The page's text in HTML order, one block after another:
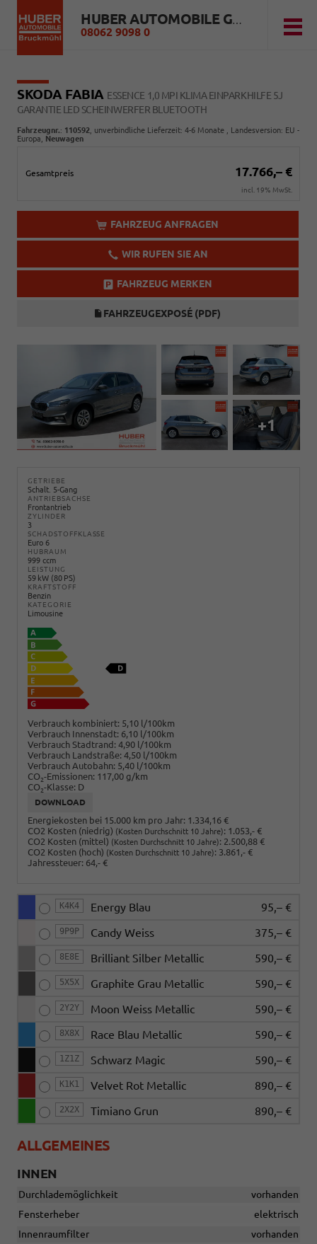
HUBER AUTOMOBILE GMBH
08062 9098 0
SKODA FABIA ESSENCE 1,0 MPI KLIMA EINPARKHILFE 5J
GARANTIE LED SCHEINWERFER BLUETOOTH
Fahrzeugnr.: 110592 , unverbindliche Lieferzeit: 4-6 Monate , Landesversion: EU -
Europa, Neuwagen
Gesamtpreis 17.766,– €
incl. 19% MwSt.
FAHRZEUG ANFRAGEN
WIR RUFEN SIE AN
FAHRZEUG MERKEN
FAHRZEUGEXPOSÉ (PDF)
+1
GETRIEBE
Schalt. 5-Gang
ANTRIEBSACHSE
Frontantrieb
ZYLINDER
3
SCHADSTOFFKLASSE
Euro 6
HUBRAUM
999 ccm
LEISTUNG
59 kW (80 PS)
KRAFTSTOFF
Benzin
KATEGORIE
Limousine
Verbrauch kombiniert: 5,10 l/100km
Verbrauch Innenstadt: 6,10 l/100km
Verbrauch Stadtrand: 4,90 l/100km
Verbrauch Landstraße: 4,50 l/100km
Verbrauch Autobahn: 5,40 l/100km
CO2-Emissionen: 117,00 g/km
CO2-Klasse: D
DOWNLOAD
Energiekosten bei 15.000 km pro Jahr: 1.334,16 €
CO2 Kosten (niedrig) (Kosten Durchschnitt 10 Jahre): 1.053,- €
CO2 Kosten (mittel) (Kosten Durchschnitt 10 Jahre): 2.500,88 €
CO2 Kosten (hoch) (Kosten Durchschnitt 10 Jahre): 3.861,- €
Jahressteuer: 64,- €
K4K4 Energy Blau 95,– €
9P9P Candy Weiss 375,– €
8E8E Brilliant Silber Metallic 590,– €
5X5X Graphite Grau Metallic 590,– €
2Y2Y Moon Weiss Metallic 590,– €
8X8X Race Blau Metallic 590,– €
1Z1Z Schwarz Magic 590,– €
K1K1 Velvet Rot Metallic 890,– €
2X2X Timiano Grun 890,– €
ALLGEMEINES
INNEN
Durchlademöglichkeit
vorhanden
Fensterheber
elektrisch
Innenraumfilter
vorhanden